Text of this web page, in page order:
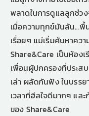
พลาดในการดูแลลูกช่วง
เมื่อความทุกข์มันล้น...
เรื่อยๆ แม่เริ่มค้นหาควา
Share&Care เป็นห้อง
เพื่อนผู้ปกครองที่ประ
เล่า ผลัดกันฟัง ในบรร
เวลาที่ฮีลใจดีมากๆ แล
ของ Share&Care